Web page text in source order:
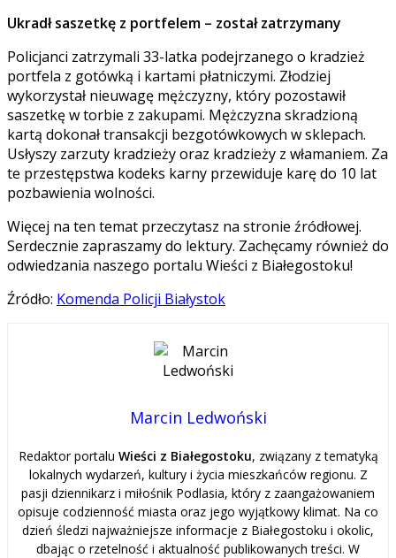
Ukradł saszetkę z portfelem – został zatrzymany
Policjanci zatrzymali 33-latka podejrzanego o kradzież
portfela z gotówką i kartami płatniczymi. Złodziej
wykorzystał nieuwagę mężczyzny, który pozostawił
saszetkę w torbie z zakupami. Mężczyzna skradzioną
kartą dokonał transakcji bezgotówkowych w sklepach.
Usłyszy zarzuty kradzieży oraz kradzieży z włamaniem. Za
te przestępstwa kodeks karny przewiduje karę do 10 lat
pozbawienia wolności.
Więcej na ten temat przeczytasz na stronie źródłowej.
Serdecznie zapraszamy do lektury. Zachęcamy również do
odwiedzania naszego portalu Wieści z Białegostoku!
Źródło: Komenda Policji Białystok
Marcin Ledwoński
Redaktor portalu Wieści z Białegostoku, związany z tematyką
lokalnych wydarzeń, kultury i życia mieszkańców regionu. Z
pasji dziennikarz i miłośnik Podlasia, który z zaangażowaniem
opisuje codzienność miasta oraz jego wyjątkowy klimat. Na co
dzień śledzi najważniejsze informacje z Białegostoku i okolic,
dbając o rzetelność i aktualność publikowanych treści. W